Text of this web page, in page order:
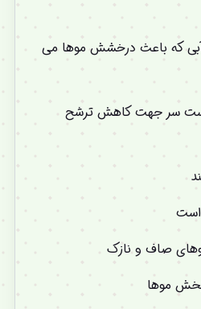
آبی که باعث درخشش موها می
سر جهت کاهش ترشح
است
صاف و نازک
موها